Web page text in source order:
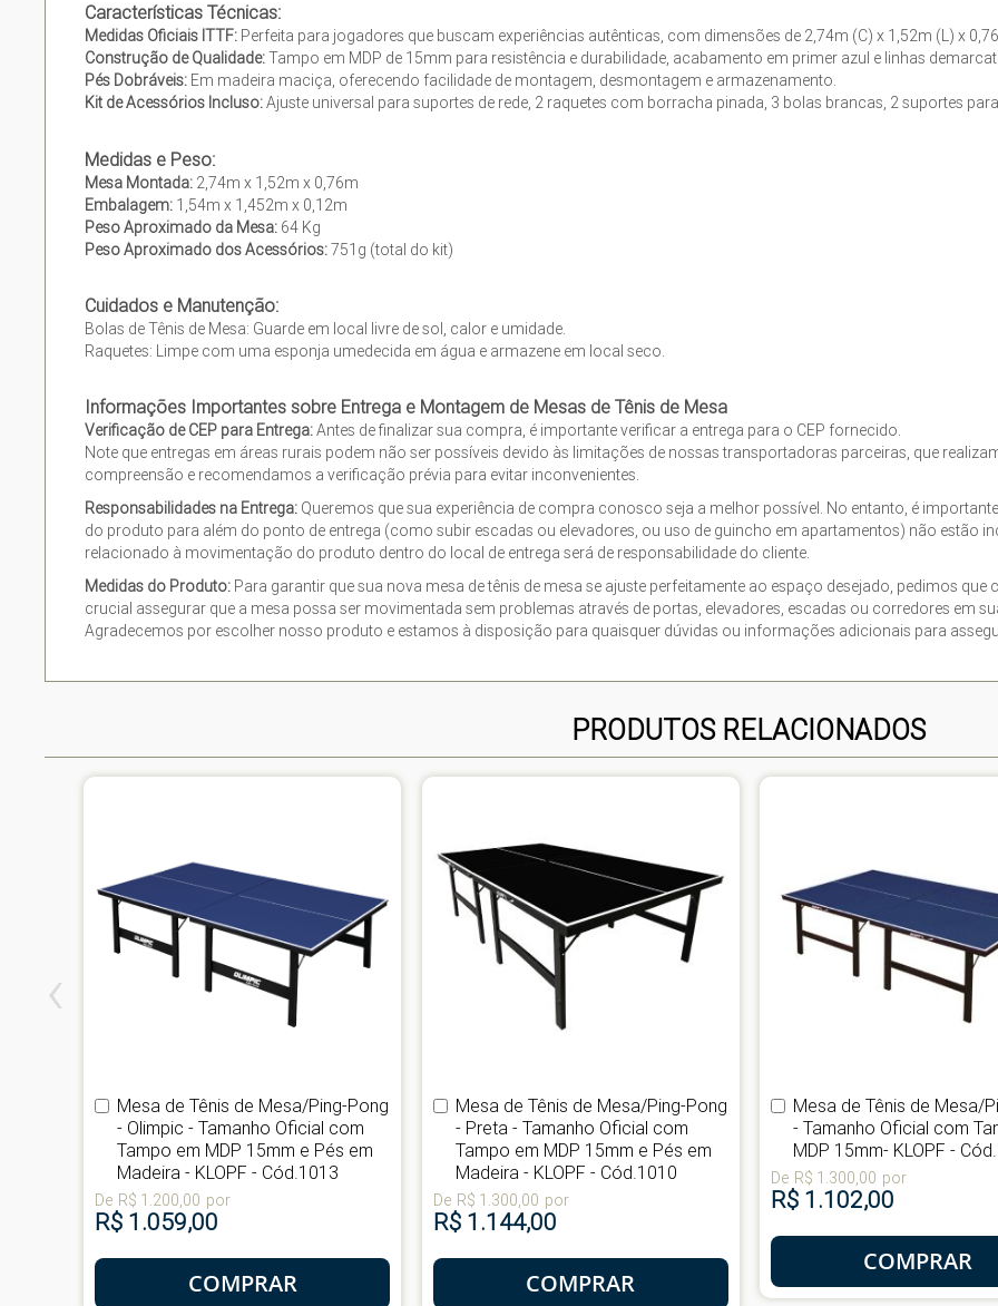
Características Técnicas:
Medidas Oficiais ITTF: Perfeita para jogadores que buscam experiências autênticas, com dimensões de 2,74m (C) x 1,52m (L) x
Construção de Qualidade:Tampo em MDP de 15mm para resistência e durabilidade, acabamento em primer azul e linhas
Pés Dobráveis: Em madeira maciça, oferecendo facilidade de montagem, desmontagem e armazenamento.
Kit de Acessórios Incluso:Ajuste universal para suportes de rede, 2 raquetes com borracha pinada, 3 bolas brancas, 2 suportes
Medidas e Peso:
Mesa Montada: 2,74m x 1,52m x 0,76m
Embalagem: 1,54m x 1,452m x 0,12m
Peso Aproximado da Mesa: 64 Kg
Peso Aproximado dos Acessórios:751g (total do kit)
Cuidados e Manutenção:
Bolas de Tênis de Mesa: Guarde em local livre de sol, calor e umidade.
Raquetes: Limpe com uma esponja umedecida em água e armazene em local seco.
Informações Importantes sobre Entrega e Montagem de Mesas de Tênis de Mesa
Verificação de CEP para Entrega:Antes de finalizar sua compra, é importante verificar a entrega para o CEP fornecido.
Note que entregas em áreas rurais podem não ser possíveis devido às limitações de nossas transportadoras parceiras, que
compreensão e recomendamos a verificação prévia para evitar inconvenientes.
Responsabilidades na Entrega: Queremos que sua experiência de compra conosco seja a melhor possível. No entanto, é
do produto para além do ponto de entrega (como subir escadas ou elevadores, ou uso de guincho em apartamentos) não estão
relacionado à movimentação do produto dentro do local de entrega será de responsabilidade do cliente.
Medidas do Produto: Para garantir que sua nova mesa de tênis de mesa se ajuste perfeitamente ao espaço desejado, pedimos
crucial assegurar que a mesa possa ser movimentada sem problemas através de portas, elevadores, escadas ou corredores em
Agradecemos por escolher nosso produto e estamos à disposição para quaisquer dúvidas ou informações adicionais para
PRODUTOS RELACIONADOS
Mesa de Tênis de Mesa/Ping-Pong
- Olimpic - Tamanho Oficial com
Tampo em MDP 15mm e Pés em
Madeira - KLOPF - Cód.1013
De R$ 1.200,00 por
R$ 1.059,00
Comprar
COMPRAR
Mesa de Tênis de Mesa/Ping-Pong
- Preta - Tamanho Oficial com
Tampo em MDP 15mm e Pés em
Madeira - KLOPF - Cód.1010
De R$ 1.300,00 por
R$ 1.144,00
Comprar
COMPRAR
Mesa de Tênis de Mesa/
- Tamanho Oficial com
MDP 15mm- KLOPF -
De R$ 1.300,00 por
R$ 1.102,00
Comprar
COMPRAR
‹